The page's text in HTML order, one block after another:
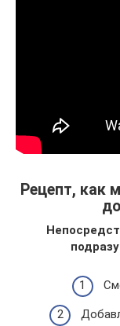
Рецепт, как